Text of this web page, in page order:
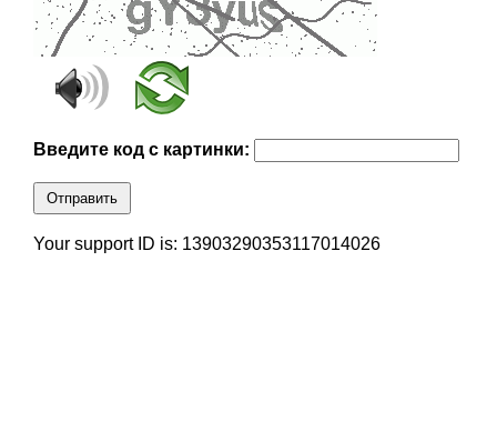
Введите код с картинки:
Отправить
Your support ID is: 13903290353117014026